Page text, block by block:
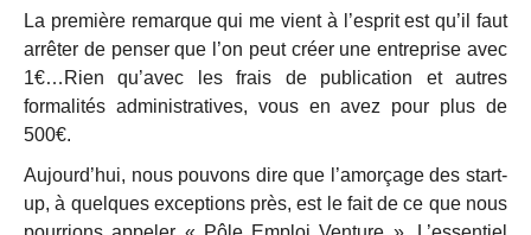
La première remarque qui me vient à l’esprit est qu’il faut
arrêter de penser que l’on peut créer une entreprise avec
1€…Rien qu’avec les frais de publication et autres
formalités administratives, vous en avez pour plus de
500€.
Aujourd’hui, nous pouvons dire que l’amorçage des start-
up, à quelques exceptions près, est le fait de ce que nous